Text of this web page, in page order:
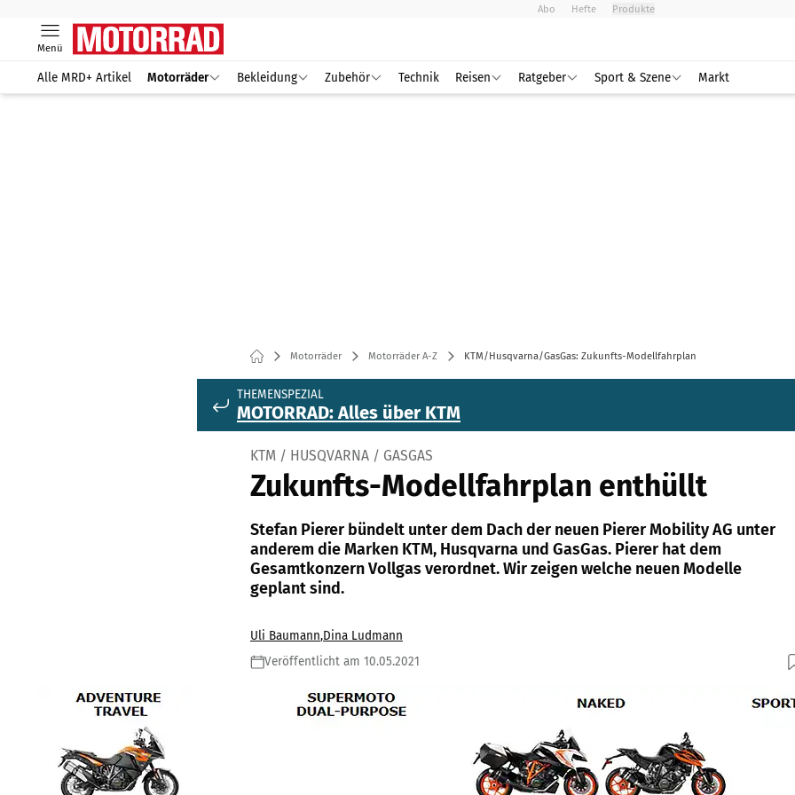
Abo Hefte Produkte
Menü
Alle MRD+ Artikel Motorräder Bekleidung Zubehör Technik Reisen Ratgeber Sport & Szene Markt
Motorräder Motorräder A-Z KTM/Husqvarna/GasGas: Zukunfts-Modellfahrplan
THEMENSPEZIAL
MOTORRAD: Alles über KTM
KTM / HUSQVARNA / GASGAS
Zukunfts-Modellfahrplan enthüllt
Stefan Pierer bündelt unter dem Dach der neuen Pierer Mobility AG unter
anderem die Marken KTM, Husqvarna und GasGas. Pierer hat dem
Gesamtkonzern Vollgas verordnet. Wir zeigen welche neuen Modelle
geplant sind.
Uli Baumann,Dina Ludmann
Veröffentlicht am 10.05.2021